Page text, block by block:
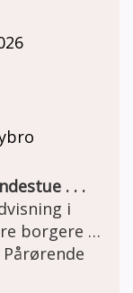
. . .
i
borgere .
og